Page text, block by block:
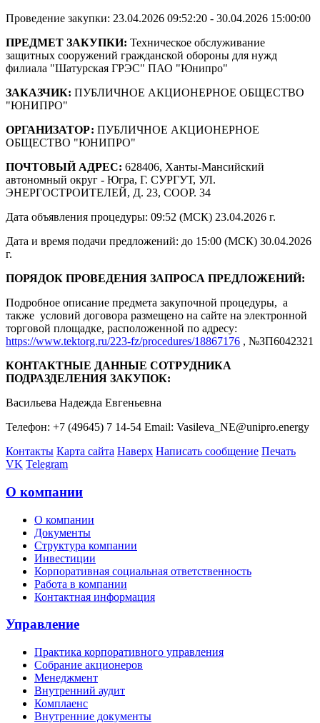
Проведение закупки: 23.04.2026 09:52:20 - 30.04.2026 15:00:00
ПРЕДМЕТ ЗАКУПКИ: Техническое обслуживание
защитных сооружений гражданской обороны для нужд
филиала "Шатурская ГРЭС" ПАО "Юнипро"
ЗАКАЗЧИК: ПУБЛИЧНОЕ АКЦИОНЕРНОЕ ОБЩЕСТВО
"ЮНИПРО"
ОРГАНИЗАТОР: ПУБЛИЧНОЕ АКЦИОНЕРНОЕ
ОБЩЕСТВО "ЮНИПРО"
ПОЧТОВЫЙ АДРЕС: 628406, Ханты-Мансийский
автономный округ - Югра, Г. СУРГУТ, УЛ.
ЭНЕРГОСТРОИТЕЛЕЙ, Д. 23, СООР. 34
Дата объявления процедуры: 09:52 (МСК) 23.04.2026 г.
Дата и время подачи предложений: до 15:00 (МСК) 30.04.2026
г.
ПОРЯДОК ПРОВЕДЕНИЯ ЗАПРОСА ПРЕДЛОЖЕНИЙ:
Подробное описание предмета закупочной процедуры, а
также условий договора размещено на сайте на электронной
торговой площадке, расположенной по адресу:
https://www.tektorg.ru/223-fz/procedures/18867176 , №ЗП6042321
КОНТАКТНЫЕ ДАННЫЕ СОТРУДНИКА
ПОДРАЗДЕЛЕНИЯ ЗАКУПОК:
Васильева Надежда Евгеньевна
Телефон: +7 (49645) 7 14-54 Email: Vasileva_NE@unipro.energy
Контакты Карта сайта Наверх Написать сообщение Печать
VK Telegram
О компании
О компании
Документы
Структура компании
Инвестиции
Корпоративная социальная ответственность
Работа в компании
Контактная информация
Управление
Практика корпоративного управления
Собрание акционеров
Менеджмент
Внутренний аудит
Комплаенс
Внутренние документы